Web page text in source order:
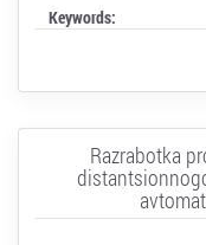
Keywords:
Razrabotka